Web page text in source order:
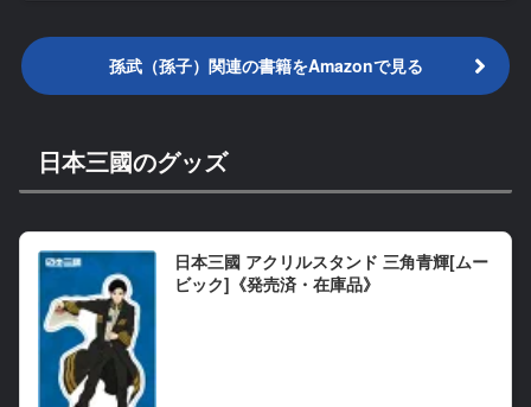
孫武（孫子）関連の書籍をAmazonで見る
日本三國のグッズ
日本三國 アクリルスタンド 三角青輝[ムー
ビック]《発売済・在庫品》